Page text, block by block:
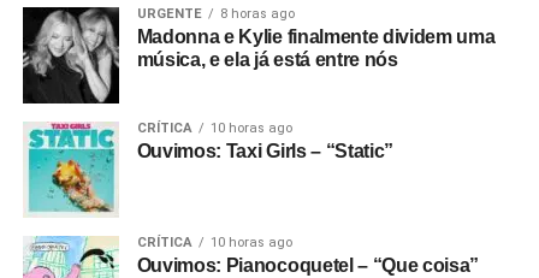
URGENTE 8 horas ago
Madonna e Kylie finalmente dividem uma
música, e ela já está entre nós
CRÍTICA 10 horas ago
Ouvimos: Taxi Girls – “Static”
CRÍTICA 10 horas ago
Ouvimos: Pianocoquetel – “Que coisa”